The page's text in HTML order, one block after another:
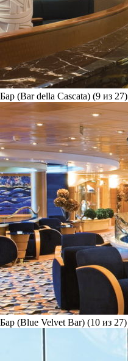
Бар (Bar della Cascata) (9 из 27)
Бар (Blue Velvet Bar) (10 из 27)